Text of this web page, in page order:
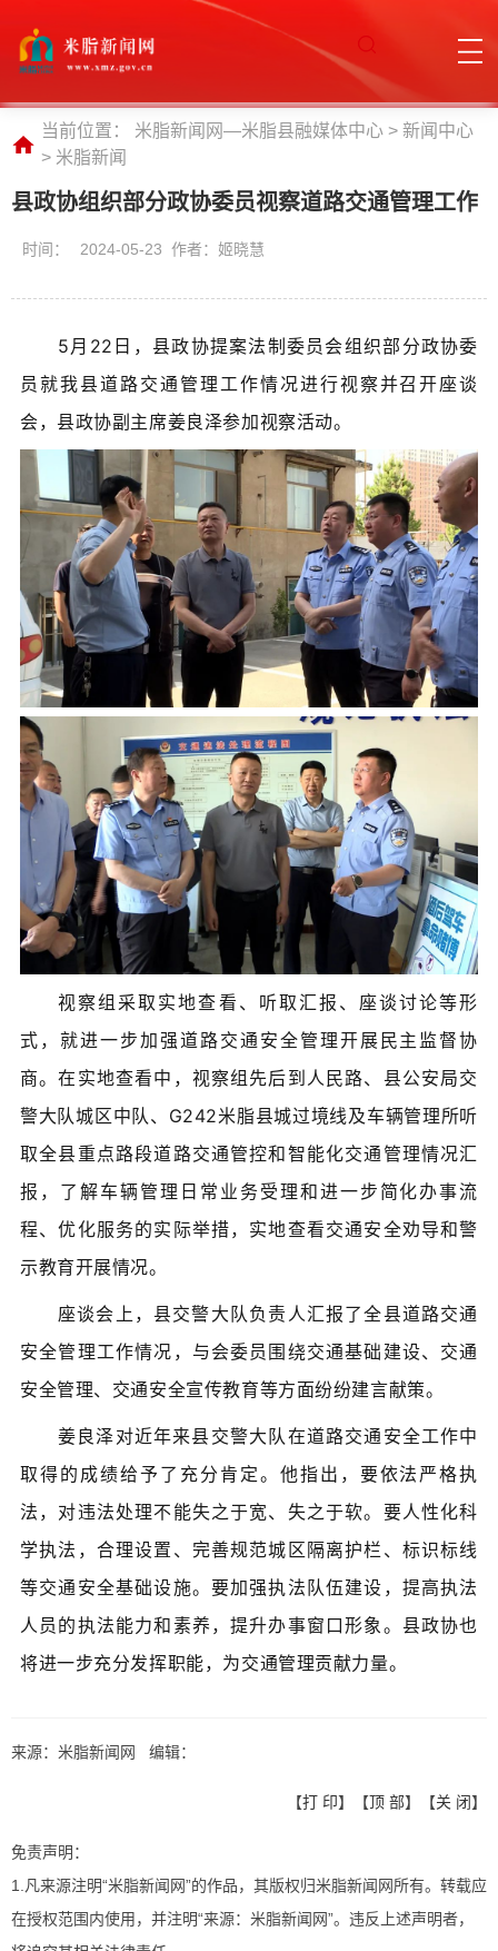
当前位置： 米脂新闻网—米脂县融媒体中心 > 新闻中心
> 米脂新闻
县政协组织部分政协委员视察道路交通管理工作
时间： 2024-05-23 作者：姬晓慧
5月22日，县政协提案法制委员会组织部分政协委
员就我县道路交通管理工作情况进行视察并召开座谈
会，县政协副主席姜良泽参加视察活动。
视察组采取实地查看、听取汇报、座谈讨论等形
式，就进一步加强道路交通安全管理开展民主监督协
商。在实地查看中，视察组先后到人民路、县公安局交
警大队城区中队、G242米脂县城过境线及车辆管理所听
取全县重点路段道路交通管控和智能化交通管理情况汇
报，了解车辆管理日常业务受理和进一步简化办事流
程、优化服务的实际举措，实地查看交通安全劝导和警
示教育开展情况。
座谈会上，县交警大队负责人汇报了全县道路交通
安全管理工作情况，与会委员围绕交通基础建设、交通
安全管理、交通安全宣传教育等方面纷纷建言献策。
姜良泽对近年来县交警大队在道路交通安全工作中
取得的成绩给予了充分肯定。他指出，要依法严格执
法，对违法处理不能失之于宽、失之于软。要人性化科
学执法，合理设置、完善规范城区隔离护栏、标识标线
等交通安全基础设施。要加强执法队伍建设，提高执法
人员的执法能力和素养，提升办事窗口形象。县政协也
将进一步充分发挥职能，为交通管理贡献力量。
来源：米脂新闻网 编辑：
【打 印】【顶 部】【关 闭】
免责声明：
1.凡来源注明“米脂新闻网”的作品，其版权归米脂新闻网所有。转载应
在授权范围内使用，并注明“来源：米脂新闻网”。违反上述声明者，